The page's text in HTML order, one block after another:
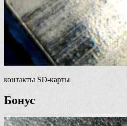
контакты SD-карты
Бонус